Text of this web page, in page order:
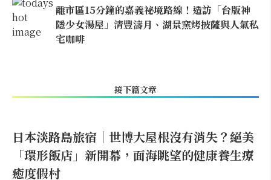
離市區15分鐘的嘉義祕境路線！造訪「台版神
隱少女湯屋」清豐濤月、湖景窯烤披薩與人氣私
宅咖啡
接下篇文章
日本淡路島旅宿｜世博大屋根沒有消失？絕美
「環形飯店」新開幕，面海眺望的健康養生療
癒度假村